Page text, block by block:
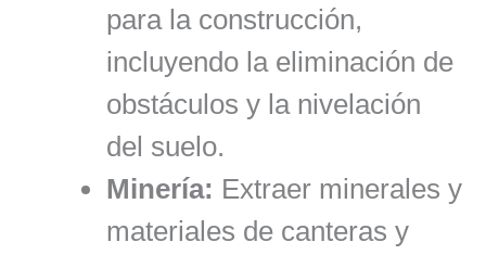
para la construcción,
incluyendo la eliminación de
obstáculos y la nivelación
del suelo.
Minería: Extraer minerales y
materiales de canteras y